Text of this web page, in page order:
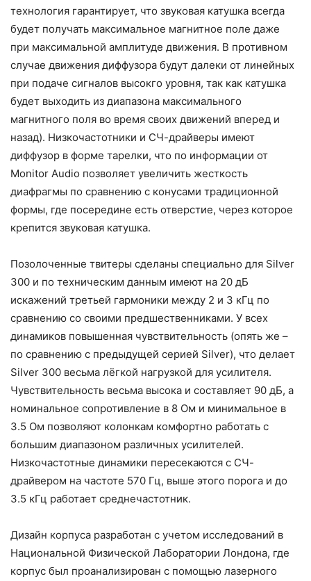
технология гарантирует, что звуковая катушка всегда
будет получать максимальное магнитное поле даже
при максимальной амплитуде движения. В противном
случае движения диффузора будут далеки от линейных
при подаче сигналов высокго уровня, так как катушка
будет выходить из диапазона максимального
магнитного поля во время своих движений вперед и
назад). Низкочастотники и СЧ-драйверы имеют
диффузор в форме тарелки, что по информации от
Monitor Audio позволяет увеличить жесткость
диафрагмы по сравнению с конусами традиционной
формы, где посередине есть отверстие, через которое
крепится звуковая катушка.
Позолоченные твитеры сделаны специально для Silver
300 и по техническим данным имеют на 20 дБ
искажений третьей гармоники между 2 и 3 кГц по
сравнению со своими предшественниками. У всех
динамиков повышенная чувствительность (опять же –
по сравнению с предыдущей серией Silver), что делает
Silver 300 весьма лёгкой нагрузкой для усилителя.
Чувствительность весьма высока и составляет 90 дБ, а
номинальное сопротивление в 8 Ом и минимальное в
3.5 Ом позволяют колонкам комфортно работать с
большим диапазоном различных усилителей.
Низкочастотные динамики пересекаются с СЧ-
драйвером на частоте 570 Гц, выше этого порога и до
3.5 кГц работает среднечастотник.
Дизайн корпуса разработан с учетом исследований в
Национальной Физической Лаборатории Лондона, где
корпус был проанализирован с помощью лазерного